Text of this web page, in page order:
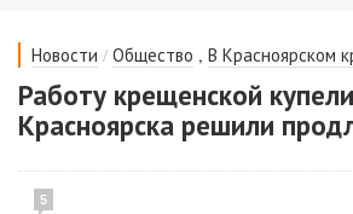
Новости / Общество , В Красноярском
Работу крещенской
Красноярска решили
5